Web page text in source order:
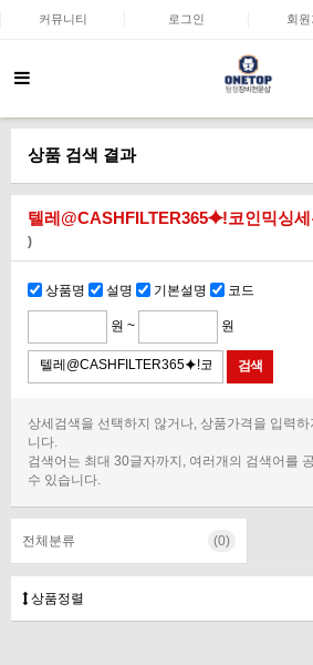
커뮤니티 로그인 회원
상품 검색 결과
텔레@CASHFILTER365⯌ǃ코인믹싱
)
상품명 설명 기본설명 코드
원 ~ 원
상세검색을 선택하지 않거나, 상품가격을 입력
니다.
검색어는 최대 30글자까지, 여러개의 검색어를
수 있습니다.
전체분류 (0)
상품정렬